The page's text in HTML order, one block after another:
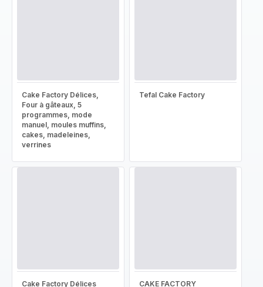
Cake Factory Délices,
Four à gâteaux, 5
programmes, mode
manuel, moules muffins,
cakes, madeleines,
verrines
Tefal Cake Factory
Cake Factory Délices
CAKE FACTORY